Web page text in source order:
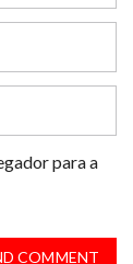
para a
COMMENT